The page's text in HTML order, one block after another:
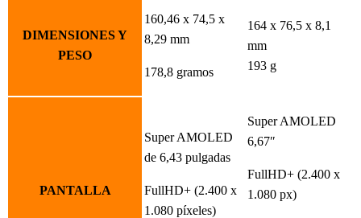
DIMENSIONES Y
PESO
160,46 x 74,5 x
8,29 mm
178,8 gramos
164 x 76,5 x 8,1
mm
193 g
PANTALLA
Super AMOLED
de 6,43 pulgadas
FullHD+ (2.400 x
1.080 píxeles)
Super AMOLED
6,67″
FullHD+ (2.400 x
1.080 px)